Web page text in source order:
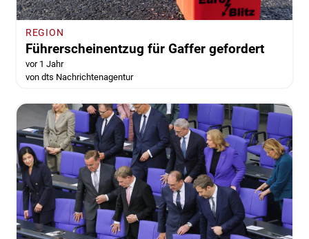
REGION
Führerscheinentzug für Gaffer gefordert
vor 1 Jahr
von dts Nachrichtenagentur